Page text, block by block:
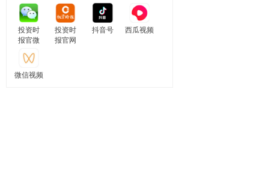
投资时
报官微
投资时
报官网
抖音号 西瓜视频
微信视频